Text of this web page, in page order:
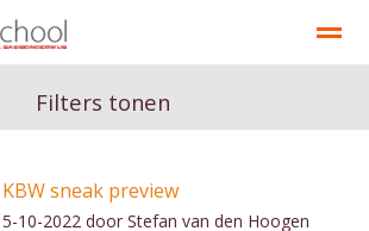
Ons onderwijs Documenten
E-mail Contact
Filters tonen
KBW sneak preview
5-10-2022 door Stefan van den Hoogen